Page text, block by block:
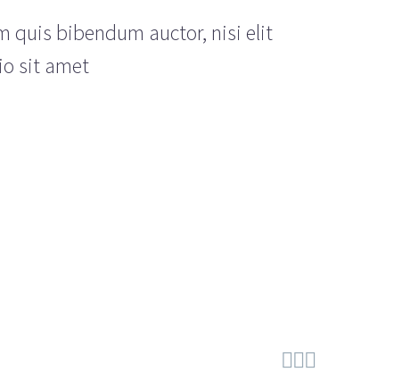
quis bibendum auctor, nisi elit
sit amet
